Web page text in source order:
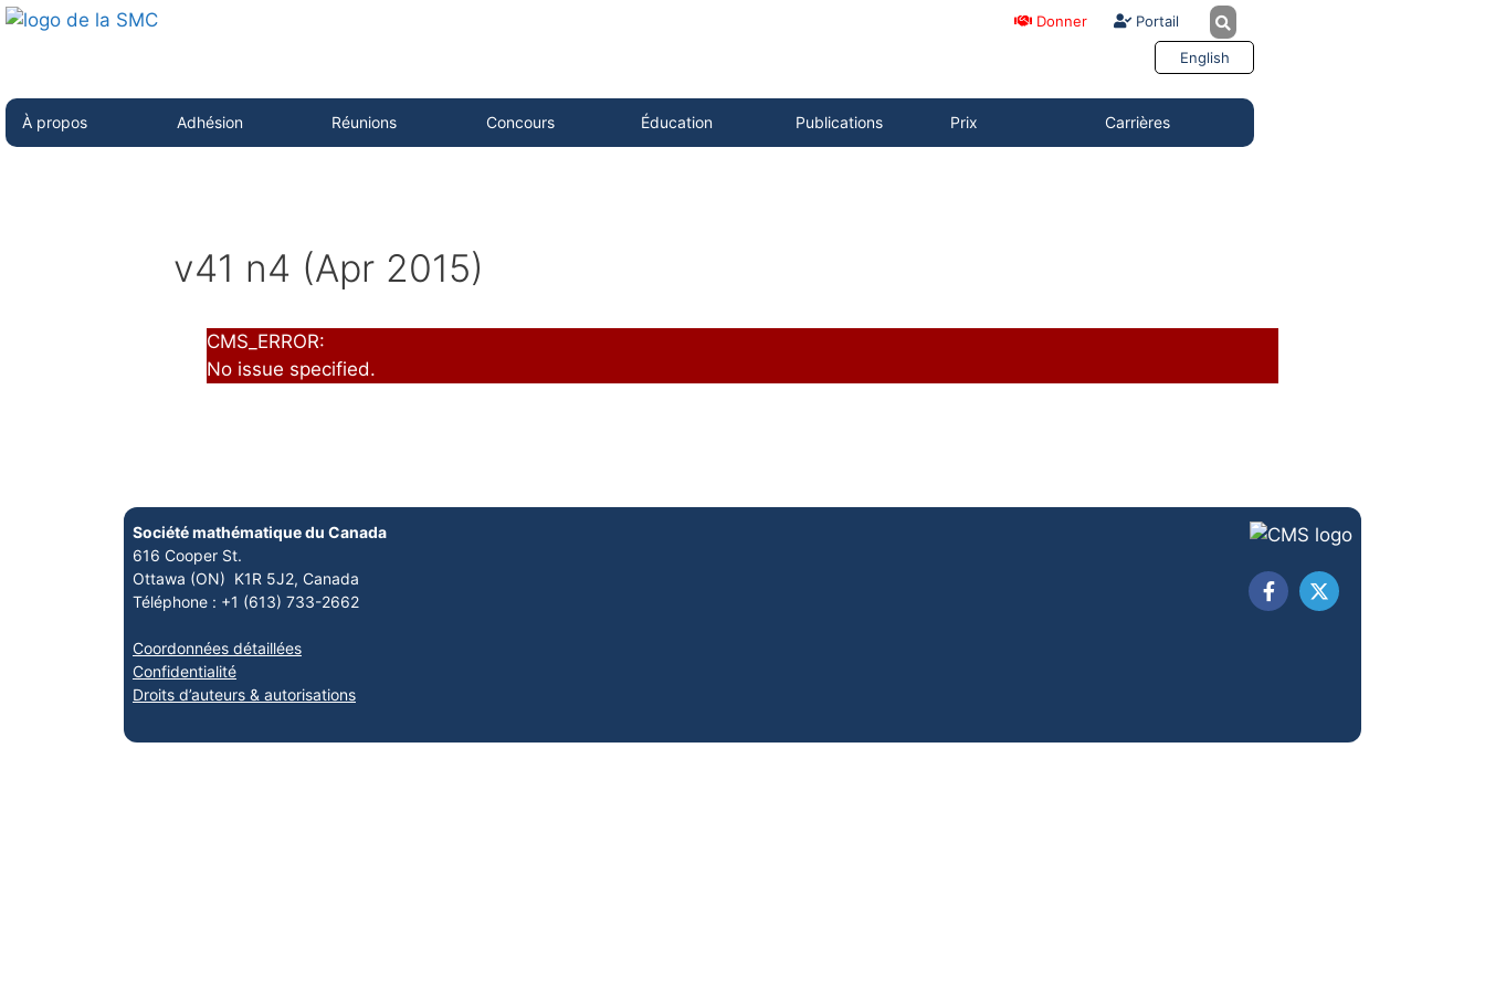
Donner Portail
English
À propos Adhésion Réunions Concours Éducation Publications Prix Carrières
v41 n4 (Apr 2015)
CMS_ERROR:
No issue specified.
Société mathématique du Canada
616 Cooper St.
Ottawa (ON) K1R 5J2, Canada
Téléphone : +1 (613) 733-2662
Coordonnées détaillées
Confidentialité
Droits d’auteurs & autorisations